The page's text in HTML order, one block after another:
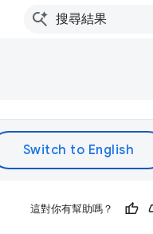
這對你有幫助嗎？